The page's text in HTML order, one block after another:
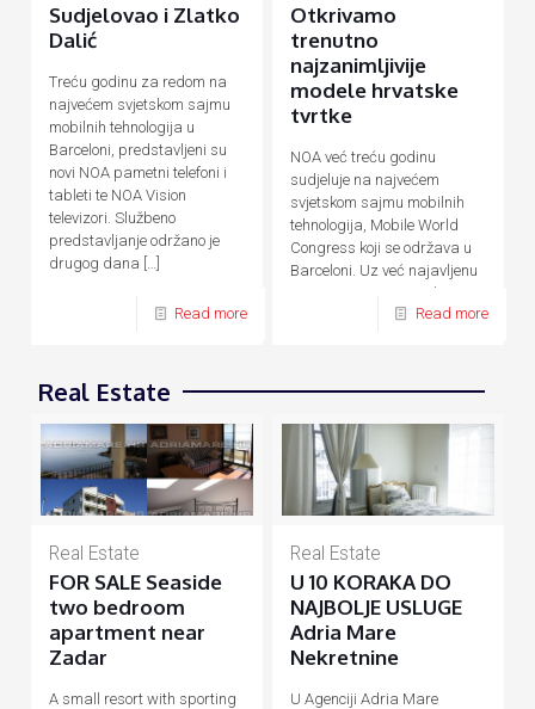
Sudjelovao i Zlatko
Dalić
Treću godinu za redom na
najvećem svjetskom sajmu
mobilnih tehnologija u
Barceloni, predstavljeni su
novi NOA pametni telefoni i
tableti te NOA Vision
televizori. Službeno
predstavljanje održano je
drugog dana […]
Read more
Otkrivamo
trenutno
najzanimljivije
modele hrvatske
tvrtke
NOA već treću godinu
sudjeluje na najvećem
svjetskom sajmu mobilnih
tehnologija, Mobile World
Congress koji se održava u
Barceloni. Uz već najavljenu
novu F seriju pametnih
uređaja temeljenu na AI[…]
Read more
Real Estate
Real Estate
FOR SALE Seaside
two bedroom
apartment near
Zadar
A small resort with sporting
Real Estate
U 10 KORAKA DO
NAJBOLJE USLUGE
Adria Mare
Nekretnine
U Agenciji Adria Mare